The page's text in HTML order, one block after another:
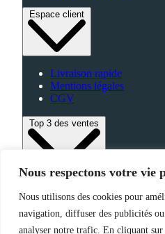
Nous respectons votre vie
Nous utilisons des cookies pour
navigation, diffuser des publicités ou
analyser notre trafic. En cliquant
Espace client
Livraison rapide
Mentions légales
CGV
Top 3 des ventes
High-Tech
Fabriqué en France